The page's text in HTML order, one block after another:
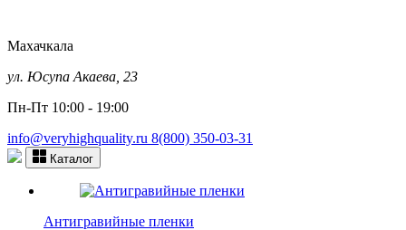
Махачкала
ул. Юсупа Акаева, 23
Пн-Пт 10:00 - 19:00
info@veryhighquality.ru 8(800) 350-03-31
Каталог
Антигравийные пленки